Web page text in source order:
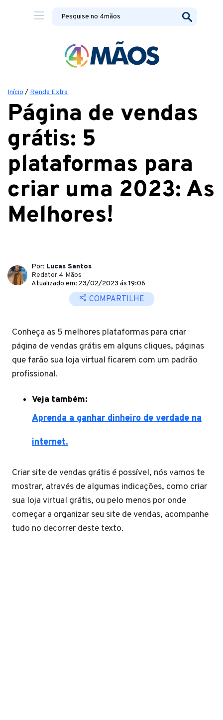
Início / Renda Extra
Página de vendas
grátis: 5
plataformas para
criar uma 2023: As
Melhores!
Por: Lucas Santos
Redator 4 Mãos
Atualizado em: 23/02/2023 ás 19:06
COMPARTILHE
Conheça as 5 melhores plataformas para criar
página de vendas grátis em alguns cliques, páginas
que farão sua loja virtual ficarem com um padrão
profissional.
Veja também:
Aprenda a ganhar dinheiro de verdade na
internet.
Criar site de vendas grátis é possível, nós vamos te
mostrar, através de algumas indicações, como criar
sua loja virtual grátis, ou pelo menos por onde
começar a organizar seu site de vendas, acompanhe
tudo no decorrer deste texto.